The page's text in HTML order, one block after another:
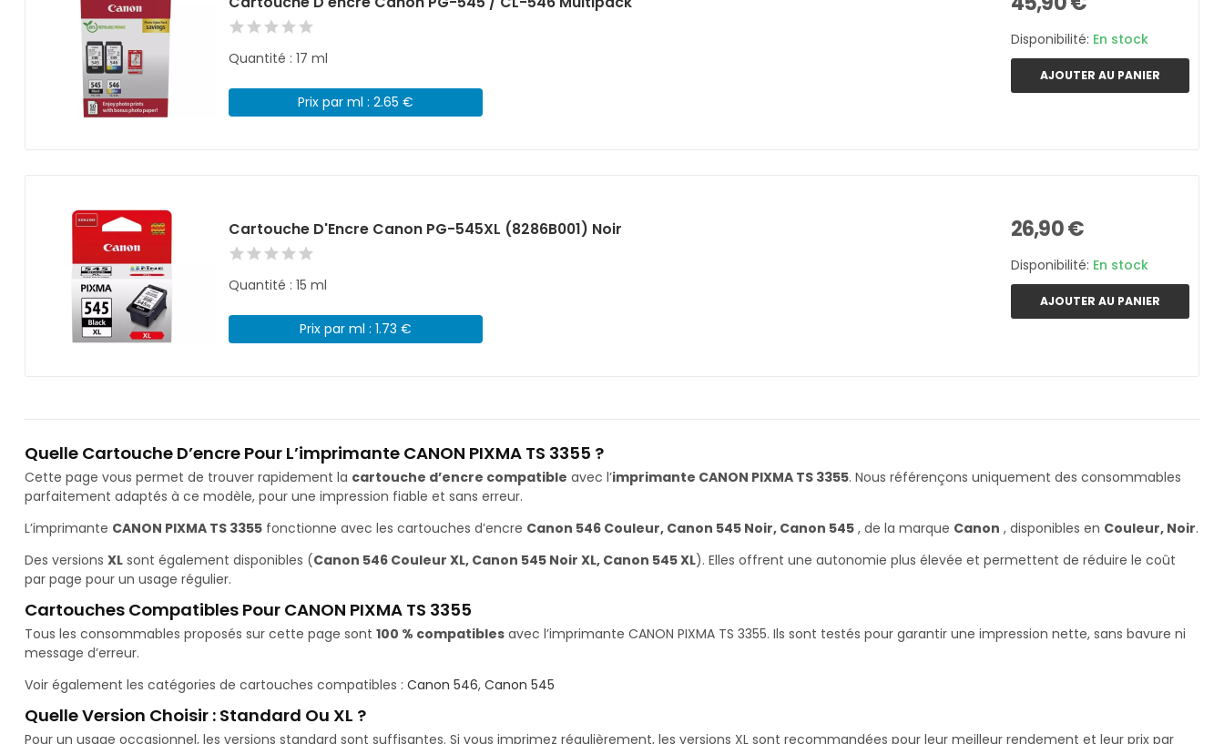
Quantité : 17 ml
Prix par ml : 2.65 €
Disponibilité: En stock
AJOUTER AU PANIER
Cartouche D'Encre Canon PG-545XL (8286B001) Noir
Quantité : 15 ml
Prix par ml : 1.73 €
26,90 €
Disponibilité: En stock
AJOUTER AU PANIER
Quelle Cartouche D’encre Pour L’imprimante CANON PIXMA TS 3355 ?
Cette page vous permet de trouver rapidement la cartouche d’encre compatible avec l’imprimante CANON PIXMA TS 3355. Nous référençons uniquement des consommables
parfaitement adaptés à ce modèle, pour une impression fiable et sans erreur.
L’imprimante CANON PIXMA TS 3355 fonctionne avec les cartouches d’encre Canon 546 Couleur, Canon 545 Noir, Canon 545 , de la marque Canon , disponibles en Couleur, Noir.
Des versions XL sont également disponibles (Canon 546 Couleur XL, Canon 545 Noir XL, Canon 545 XL). Elles offrent une autonomie plus élevée et permettent de réduire le coût
par page pour un usage régulier.
Cartouches Compatibles Pour CANON PIXMA TS 3355
Tous les consommables proposés sur cette page sont 100 % compatibles avec l’imprimante CANON PIXMA TS 3355. Ils sont testés pour garantir une impression nette, sans bavure ni
message d’erreur.
Voir également les catégories de cartouches compatibles : Canon 546, Canon 545
Quelle Version Choisir : Standard Ou XL ?
Pour un usage occasionnel, les versions standard sont suffisantes. Si vous imprimez régulièrement, les versions XL sont recommandées pour leur meilleur rendement et leur prix par